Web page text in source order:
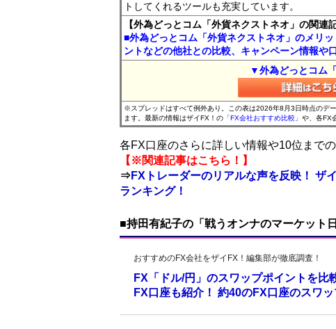
トしてくれるツールも充実しています。
【外為どっとコム「外貨ネクストネオ」の関連記
■外為どっとコム「外貨ネクストネオ」のメリ
ントなどの他社との比較、キャンペーン情報や
▼外為どっとコム
※スプレッドはすべて例外あり。この表は2026年8月3日時点のデ
ます。最新の情報はザイFX！の 「FX会社おすすめ比較」 や、各FX
各FX口座のさらに詳しい情報や10位まで
【※関連記事はこちら！】
⇒FXトレーダーのリアルな声を反映！ ザ
ランキング！
■持田有紀子の「戦うオンナのマーケット
おすすめのFX会社をザイFX！編集部が徹底調査！
FX「ドル/円」のスワップポイントを
FX口座も紹介！ 約40のFX口座のスワッ